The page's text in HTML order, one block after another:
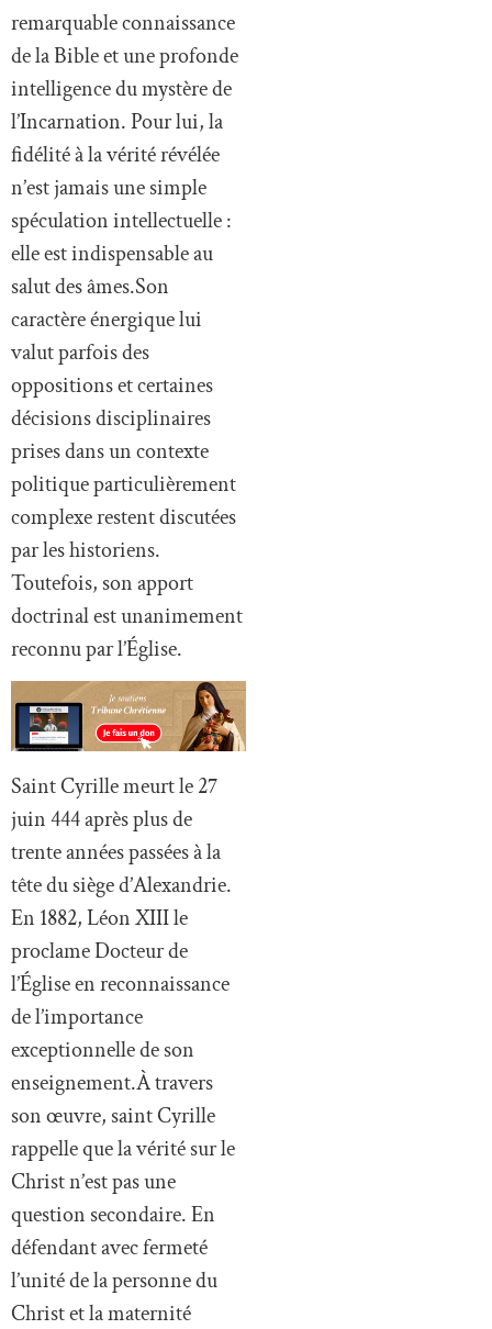
remarquable connaissance
de la Bible et une profonde
intelligence du mystère de
l’Incarnation. Pour lui, la
fidélité à la vérité révélée
n’est jamais une simple
spéculation intellectuelle :
elle est indispensable au
salut des âmes.Son
caractère énergique lui
valut parfois des
oppositions et certaines
décisions disciplinaires
prises dans un contexte
politique particulièrement
complexe restent discutées
par les historiens.
Toutefois, son apport
doctrinal est unanimement
reconnu par l’Église.
Saint Cyrille meurt le 27
juin 444 après plus de
trente années passées à la
tête du siège d’Alexandrie.
En 1882, Léon XIII le
proclame Docteur de
l’Église en reconnaissance
de l’importance
exceptionnelle de son
enseignement.À travers
son œuvre, saint Cyrille
rappelle que la vérité sur le
Christ n’est pas une
question secondaire. En
défendant avec fermeté
l’unité de la personne du
Christ et la maternité